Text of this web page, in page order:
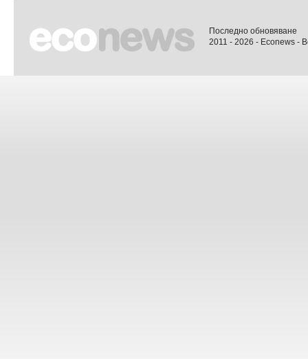
Последно обновяване
2011 - 2026 - Econews -